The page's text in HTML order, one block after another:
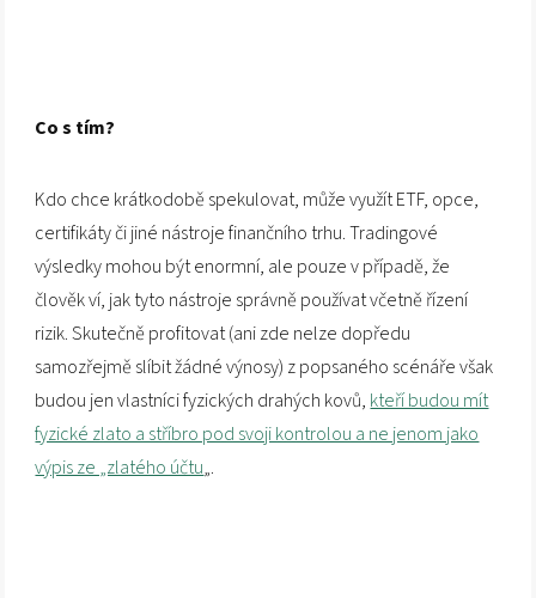
Co s tím?
Kdo chce krátkodobě spekulovat, může využít ETF, opce,
certifikáty či jiné nástroje finančního trhu. Tradingové
výsledky mohou být enormní, ale pouze v případě, že
člověk ví, jak tyto nástroje správně používat včetně řízení
rizik. Skutečně profitovat (ani zde nelze dopředu
samozřejmě slíbit žádné výnosy) z popsaného scénáře však
budou jen vlastníci fyzických drahých kovů,kteří budou mít
fyzické zlato a stříbro pod svoji kontrolou a ne jenom jako
výpis ze „zlatého účtu„.